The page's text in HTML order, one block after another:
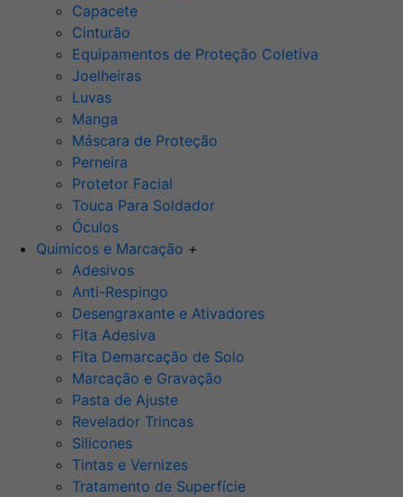
Capacete
Cinturão
Equipamentos de Proteção Coletiva
Joelheiras
Luvas
Manga
Máscara de Proteção
Perneira
Protetor Facial
Touca Para Soldador
Óculos
Químicos e Marcação +
Adesivos
Anti-Respingo
Desengraxante e Ativadores
Fita Adesiva
Fita Demarcação de Solo
Marcação e Gravação
Pasta de Ajuste
Revelador Trincas
Silicones
Tintas e Vernizes
Tratamento de Superfície